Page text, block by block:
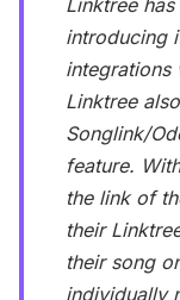
introducing
integrations
Linktree
Songlink/
feature.
the link of
their
their song
individually